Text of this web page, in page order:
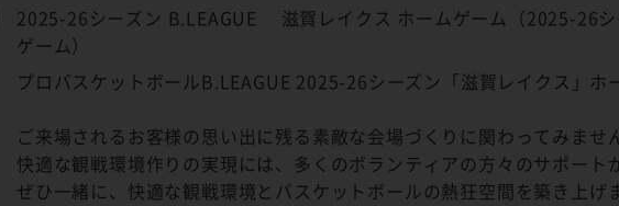
2025-26シーズン B.LEAGUE 滋賀レイクス ホームゲーム（2025-26
ゲーム）
プロバスケットボールB.LEAGUE 2025-26シーズン「滋賀レイクス」ホ
ご来場されるお客様の思い出に残る素敵な会場づくりに関わってみませ
快適な観戦環境作りの実現には、多くのボランティアの方々のサポート
ぜひ一緒に、快適な観戦環境とバスケットボールの熱狂空間を築き上げ